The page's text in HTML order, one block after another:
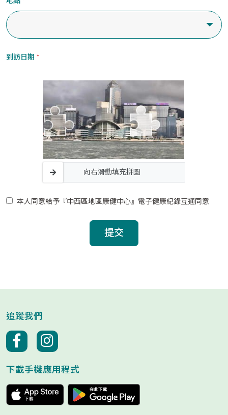
到訪日期 *
向右滑動填充拼圖
本人同意給予『中西區地區康健中心』電子健康紀錄互通同意
提交
追蹤我們
下載手機應用程式